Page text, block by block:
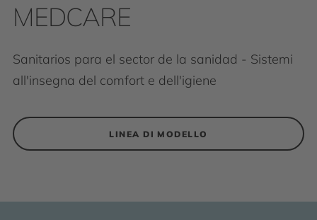
MEDCARE
Sanitarios para el sector de la sanidad - Sistemi
all'insegna del comfort e dell'igiene
LINEA DI MODELLO